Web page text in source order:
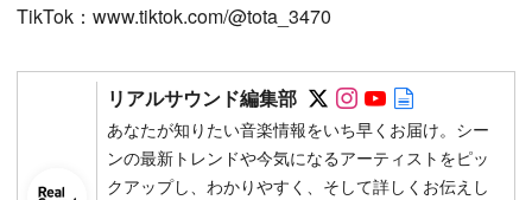
TikTok：www.tiktok.com/@tota_3470
リアルサウンド編集部 Follow on SNS
Follow on SNS
Follow on
あなたが知りたい音楽情報をいち早くお届け。シー
ンの最新トレンドや今気になるアーティストをピッ
クアップし、わかりやすく、そして詳しくお伝えし